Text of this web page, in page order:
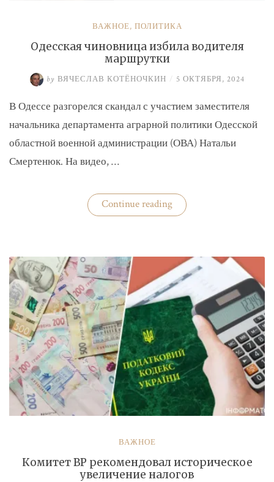
ВАЖНОЕ, ПОЛИТИКА
Одесская чиновница избила водителя
маршрутки
by ВЯЧЕСЛАВ КОТЁНОЧКИН / 5 ОКТЯБРЯ, 2024
В Одессе разгорелся скандал с участием заместителя
начальника департамента аграрной политики Одесской
областной военной администрации (ОВА) Натальи
Смертенюк. На видео, …
Continue reading«Одесская
чиновница
ВАЖНОЕ
Комитет ВР рекомендовал историческое
увеличение налогов